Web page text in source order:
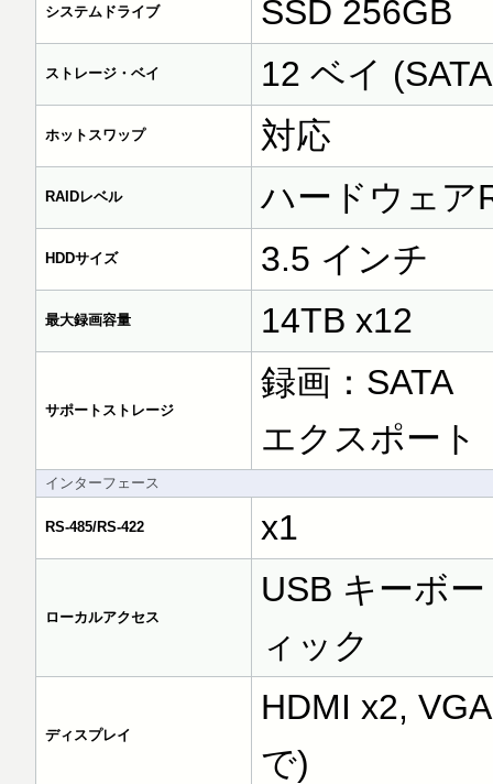
システムドライブ SSD 256GB
ストレージ・ベイ 12 ベイ
ホットスワップ 対応
RAIDレベル ハードウェア
HDDサイズ 3.5 インチ
最大録画容量 14TB x12
サポートストレージ
録画：SATA
エクスポート
インターフェース
RS-485/RS-422 x1
ローカルアクセス
USB キーボ
ィック
ディスプレイ
HDMI x2,
で)